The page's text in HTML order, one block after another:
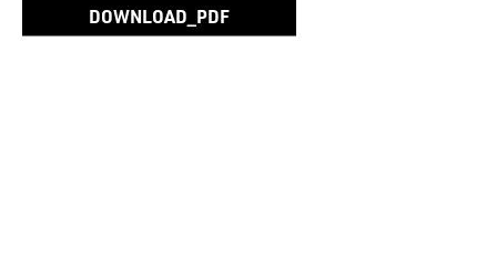
DOWNLOAD_PDF